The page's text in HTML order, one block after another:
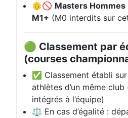
👴🚫 Masters Hommes
M1+ (M0 interdits sur
🟢 Classement par
(courses
✅ Classement établi
athlètes d’un même
intégrés à l’équipe)
⚖️ En cas d’égalité :